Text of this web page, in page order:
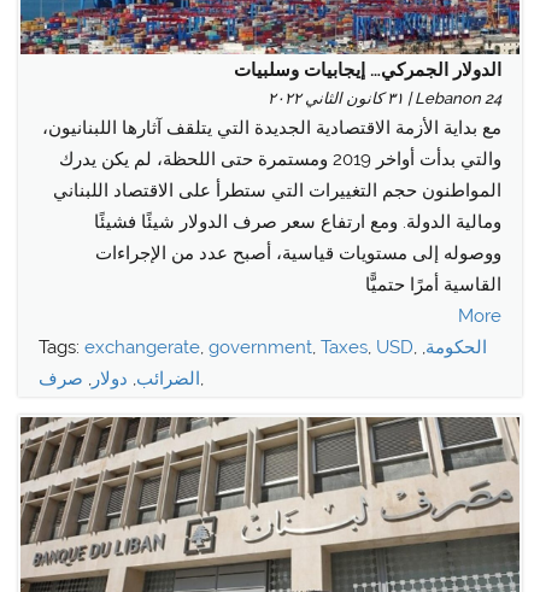
الدولار الجمركي… إيجابيات وسلبيات
Lebanon 24 | ٣١ كانون الثاني ٢٠٢٢
مع بداية الأزمة الاقتصادية الجديدة التي يتلقف آثارها اللبنانيون،
والتي بدأت أواخر 2019 ومستمرة حتى اللحظة، لم يكن يدرك
المواطنون حجم التغييرات التي ستطرأ على الاقتصاد اللبناني
ومالية الدولة. ومع ارتفاع سعر صرف الدولار شيئًا فشيئًا
ووصوله إلى مستويات قياسية، أصبح عدد من الإجراءات
القاسية أمرًا حتميًّا
More
Tags: exchangerate, government, Taxes, USD, الحكومة,
الضرائب, دولار , صرف ,